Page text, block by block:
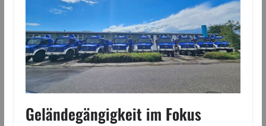
Geländegängigkeit im Fokus